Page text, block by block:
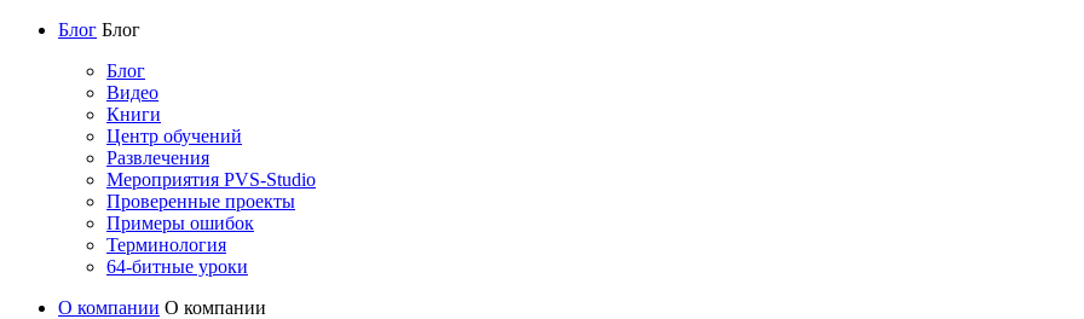
Блог Блог
Блог
Видео
Книги
Центр обучений
Развлечения
Мероприятия PVS-Studio
Проверенные проекты
Примеры ошибок
Терминология
64-битные уроки
О компании О компании